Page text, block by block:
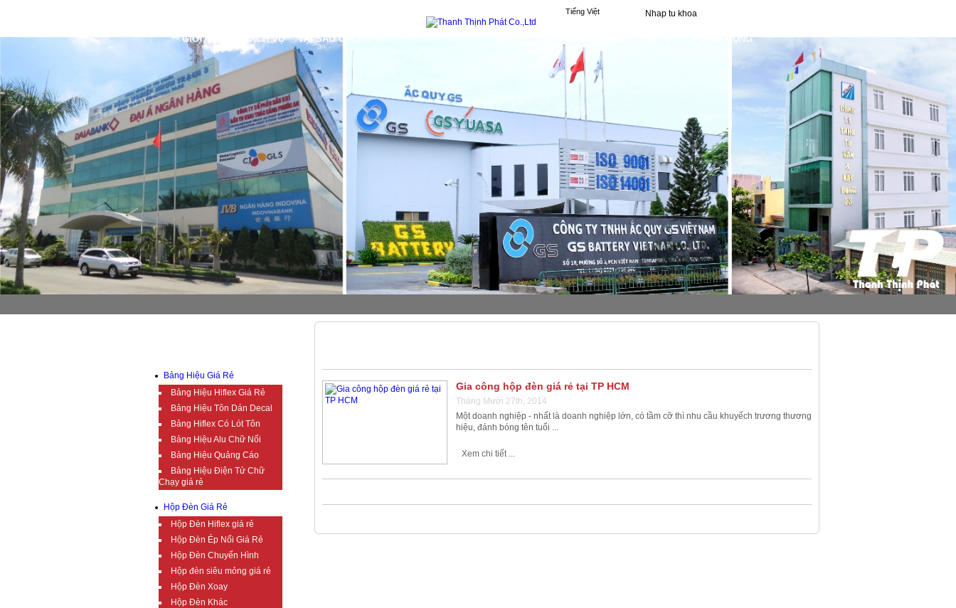
Tiếng Việt
GIỚI THIỆU DỊCH VỤ TẠI SAO CHỌN TTP TUYỂN DỤNG
Bảng Hiệu Giá Rẻ
Bảng Hiệu Hiflex Giá Rẻ
Bảng Hiệu Tôn Dán Decal
Bảng Hiflex Có Lót Tôn
Bảng Hiệu Alu Chữ Nổi
Bảng Hiệu Quảng Cáo
Bảng Hiệu Điện Tử Chữ
Chạy giá rẻ
Hộp Đèn Giá Rẻ
Hộp Đèn Hiflex giá rẻ
Hộp Đèn Ép Nổi Giá Rẻ
Hộp Đèn Chuyển Hình
Hộp đèn siêu mỏng giá rẻ
Hộp Đèn Xoay
Hộp Đèn Khác
Gia công hộp đèn giá rẻ tại TP HCM
Tháng Mười 27th, 2014
Một doanh nghiệp - nhất là doanh nghiệp lớn, có tầm cỡ thì nhu cầu khuyếch trương thương
hiệu, đánh bóng tên tuổi ...
Xem chi tiết ...